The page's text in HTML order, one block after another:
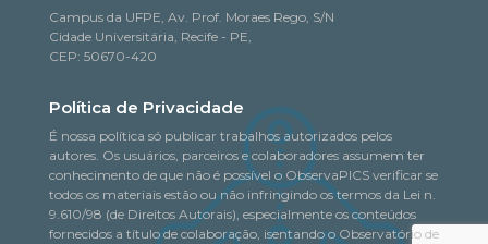
Campus da UFPE, Av. Prof. Moraes Rego, S/N
Cidade Universitária, Recife - PE,
CEP: 50670-420
Política de Privacidade
É nossa política só publicar trabalhos autorizados pelos
autores. Os usuários, parceiros e colaboradores assumem ter
conhecimento de que não é possível o ObservaPICS verificar se
todos os materiais estão ou não infringindo os termos da Lei n.
9.610/98 (de Direitos Autorais), especialmente os conteúdos
fornecidos a título de colaboração, isentando o Observatório de